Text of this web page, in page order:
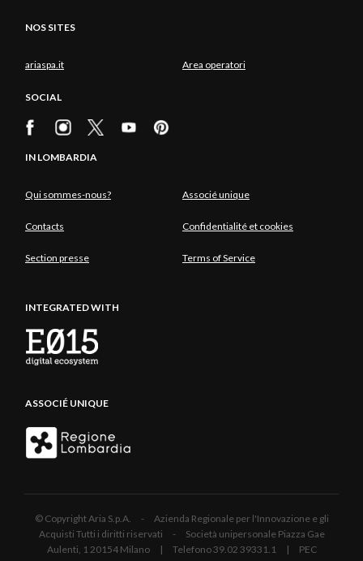
NOS SITES
ariaspa.it Area operatori
SOCIAL
IN LOMBARDIA
Qui sommes-nous? Associé unique
Contacts Confidentialité et cookies
Section presse Terms of Service
INTEGRATED WITH
ASSOCIÉ UNIQUE
© Copyright Aria S.p.A. - Azienda Regionale per l'Innovazione e gli
Acquisti Tutti i diritti riservati - Società unipersonale Piazza Gae
Aulenti, 1 20154 Milano | Telefono 39.02 39331.1 | PEC